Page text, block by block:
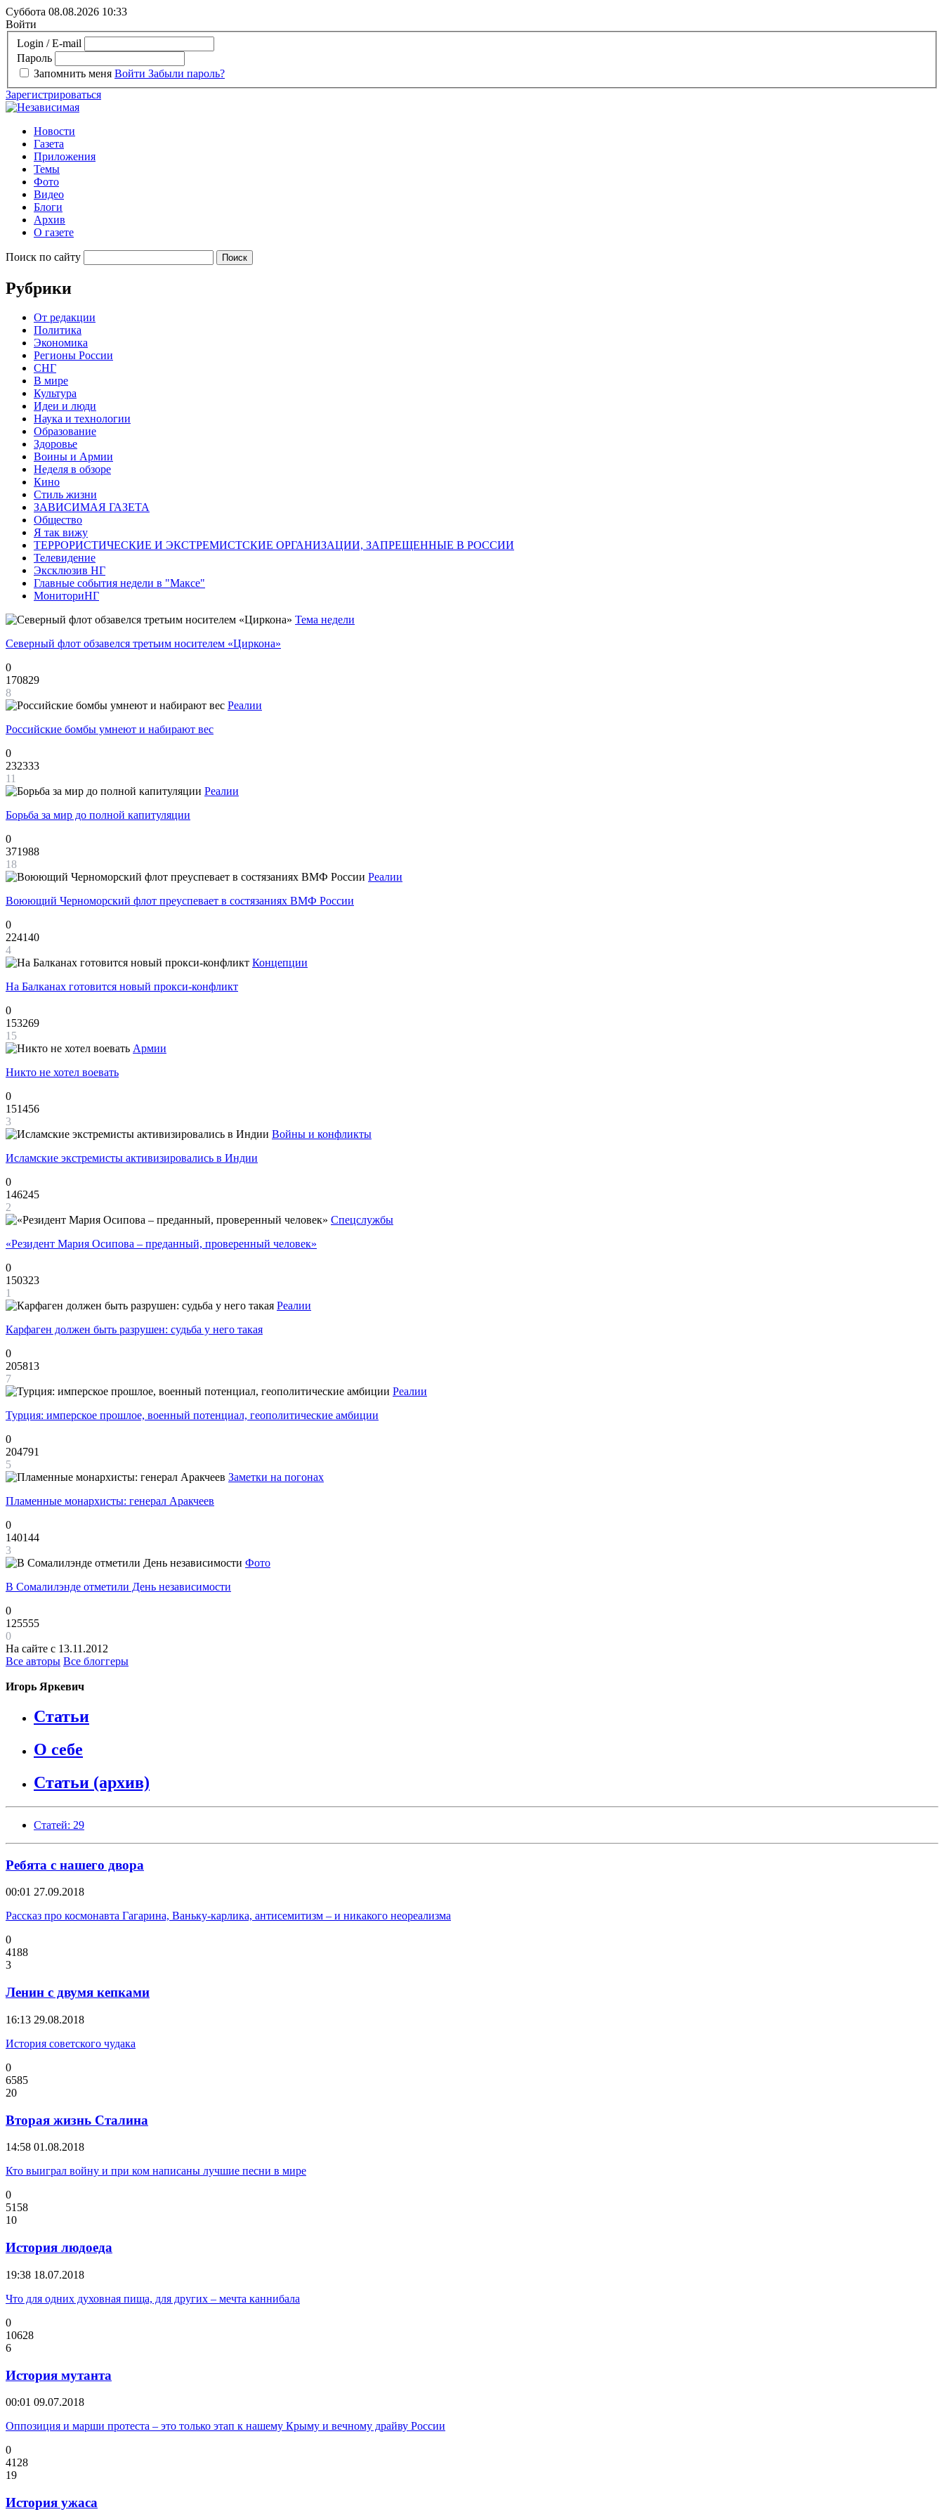
Суббота 08.08.2026 10:33
Войти
Login / E-mail
Пароль
Запомнить меня Войти Забыли пароль?
Зарегистрироваться
Новости
Газета
Приложения
Темы
Фото
Видео
Блоги
Архив
О газете
Поиск по сайту
Рубрики
От редакции
Политика
Экономика
Регионы России
СНГ
В мире
Культура
Идеи и люди
Наука и технологии
Образование
Здоровье
Воины и Армии
Неделя в обзоре
Кино
Стиль жизни
ЗАВИСИМАЯ ГАЗЕТА
Общество
Я так вижу
ТЕРРОРИСТИЧЕСКИЕ И ЭКСТРЕМИСТСКИЕ ОРГАНИЗАЦИИ, ЗАПРЕЩЕННЫЕ В РОССИИ
Телевидение
Эксклюзив НГ
Главные события недели в "Максе"
МониториНГ
Тема недели
Северный флот обзавелся третьим носителем «Циркона»
0
170829
8
Реалии
Российские бомбы умнеют и набирают вес
0
232333
11
Реалии
Борьба за мир до полной капитуляции
0
371988
18
Реалии
Воюющий Черноморский флот преуспевает в состязаниях ВМФ России
0
224140
4
Концепции
На Балканах готовится новый прокси-конфликт
0
153269
15
Армии
Никто не хотел воевать
0
151456
3
Войны и конфликты
Исламские экстремисты активизировались в Индии
0
146245
2
Спецслужбы
«Резидент Мария Осипова – преданный, проверенный человек»
0
150323
1
Реалии
Карфаген должен быть разрушен: судьба у него такая
0
205813
7
Реалии
Турция: имперское прошлое, военный потенциал, геополитические амбиции
0
204791
5
Заметки на погонах
Пламенные монархисты: генерал Аракчеев
0
140144
3
Фото
В Сомалилэнде отметили День независимости
0
125555
0
На сайте с 13.11.2012
Все авторы Все блоггеры
Игорь Яркевич
Статьи
О себе
Статьи (архив)
Статей: 29
Ребята с нашего двора
00:01 27.09.2018
Рассказ про космонавта Гагарина, Ваньку-карлика, антисемитизм – и никакого неореализма
0
4188
3
Ленин с двумя кепками
16:13 29.08.2018
История советского чудака
0
6585
20
Вторая жизнь Сталина
14:58 01.08.2018
Кто выиграл войну и при ком написаны лучшие песни в мире
0
5158
10
История людоеда
19:38 18.07.2018
Что для одних духовная пища, для других – мечта каннибала
0
10628
6
История мутанта
00:01 09.07.2018
Оппозиция и марши протеста – это только этап к нашему Крыму и вечному драйву России
0
4128
19
История ужаса